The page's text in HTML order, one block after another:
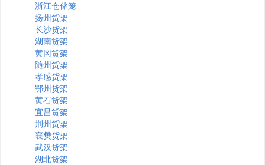
浙江仓储笼
扬州货架
长沙货架
湖南货架
黄冈货架
随州货架
孝感货架
鄂州货架
黄石货架
宜昌货架
荆州货架
襄樊货架
武汉货架
湖北货架